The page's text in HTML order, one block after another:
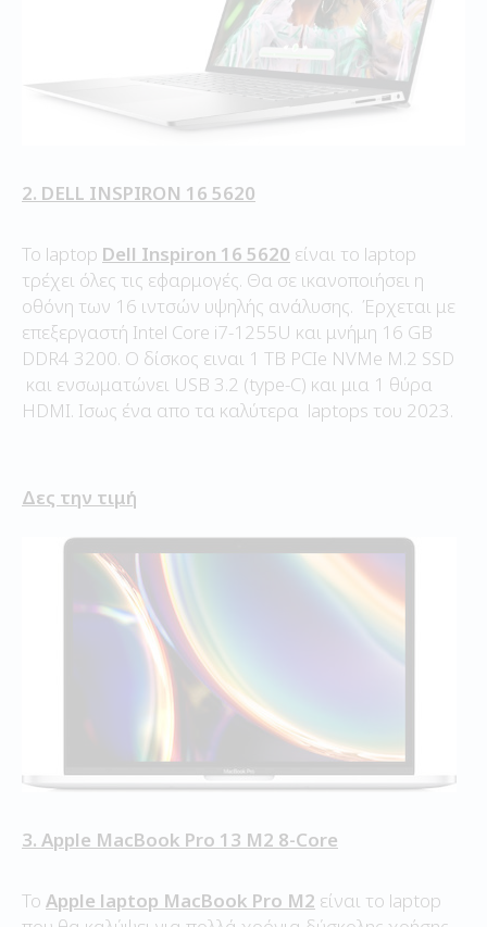
2. DELL INSPIRON 16 5620
Το laptop Dell Inspiron 16 5620 είναι το laptop
τρέχει όλες τις εφαρμογές. Θα σε ικανοποιήσει η
οθόνη των 16 ιντσών υψηλής ανάλυσης. Έρχεται με
επεξεργαστή Intel Core i7-1255U και μνήμη 16 GB
DDR4 3200. Ο δίσκος ειναι 1 TB PCIe NVMe M.2 SSD
και ενσωματώνει USB 3.2 (type-C) και μια 1 θύρα
HDMI. Ισως ένα απο τα καλύτερα laptops του 2023.
Δες την τιμή
3. Apple MacBook Pro 13 M2 8-Core
Το Apple laptop MacBook Pro M2 είναι το laptop